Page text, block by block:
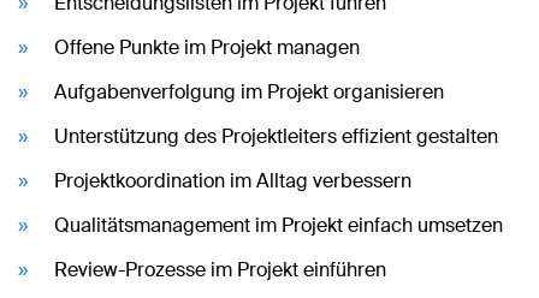
Offene Punkte im Projekt managen
Aufgabenverfolgung im Projekt organisieren
Unterstützung des Projektleiters effizient gestalten
Projektkoordination im Alltag verbessern
Qualitätsmanagement im Projekt einfach umsetzen
Review-Prozesse im Projekt einführen